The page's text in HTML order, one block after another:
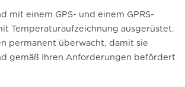
mit einem GPS- und einem GPRS-
Temperaturaufzeichnung ausgerüstet.
permanent überwacht, damit sie
gemäß Ihren Anforderungen befördert